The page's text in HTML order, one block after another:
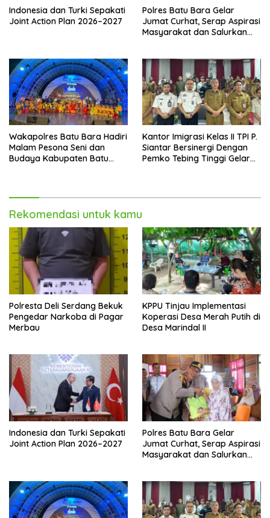
Indonesia dan Turki Sepakati
Joint Action Plan 2026–2027
Polres Batu Bara Gelar
Jumat Curhat, Serap Aspirasi
Masyarakat dan Salurkan
Wakapolres Batu Bara Hadiri
Malam Pesona Seni dan
Budaya Kabupaten Batu
Kantor Imigrasi Kelas II TPI P.
Siantar Bersinergi Dengan
Pemko Tebing Tinggi Gelar
Rekomendasi untuk kamu
Polresta Deli Serdang Bekuk
Pengedar Narkoba di Pagar
Merbau
KPPU Tinjau Implementasi
Koperasi Desa Merah Putih di
Desa Marindal II
Indonesia dan Turki Sepakati
Joint Action Plan 2026–2027
Polres Batu Bara Gelar
Jumat Curhat, Serap Aspirasi
Masyarakat dan Salurkan